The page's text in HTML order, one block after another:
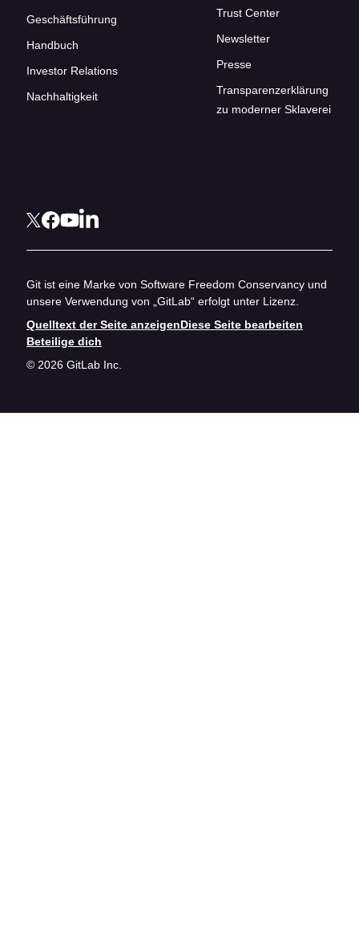
Geschäftsführung
Handbuch
Investor Relations
Nachhaltigkeit
Trust Center
Newsletter
Presse
Transparenzerklärung
zu moderner Sklaverei
Git ist eine Marke von Software Freedom Conservancy und
unsere Verwendung von „GitLab“ erfolgt unter Lizenz.
Quelltext der Seite anzeigenDiese Seite bearbeiten
Beteilige dich
© 2026 GitLab Inc.